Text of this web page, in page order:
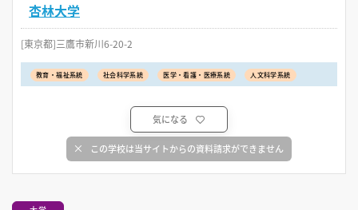
杏林大学
[東京都]三鷹市新川6-20-2
教育・福祉系統 社会科学系統 医学・看護・医療系統 人文科学系統
気になる
この学校は当サイトからの資料請求ができません